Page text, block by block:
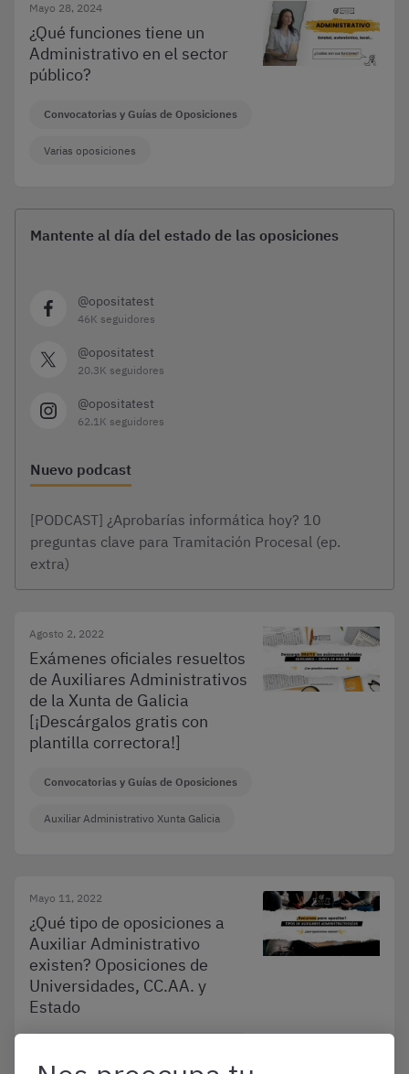
Mayo 28, 2024
¿Qué funciones tiene un
Administrativo en el sector
público?
Convocatorias y Guías de Oposiciones
Varias oposiciones
Mantente al día del estado de las oposiciones
@opositatest
46K seguidores
@opositatest
20.3K seguidores
@opositatest
62.1K seguidores
Nuevo podcast
[PODCAST] ¿Aprobarías informática hoy? 10
preguntas clave para Tramitación Procesal (ep.
extra)
Agosto 2, 2022
Exámenes oficiales resueltos
de Auxiliares Administrativos
de la Xunta de Galicia
[¡Descárgalos gratis con
plantilla correctora!]
Convocatorias y Guías de Oposiciones
Auxiliar Administrativo Xunta Galicia
Mayo 11, 2022
¿Qué tipo de oposiciones a
Auxiliar Administrativo
existen? Oposiciones de
Universidades, CC.AA. y
Estado